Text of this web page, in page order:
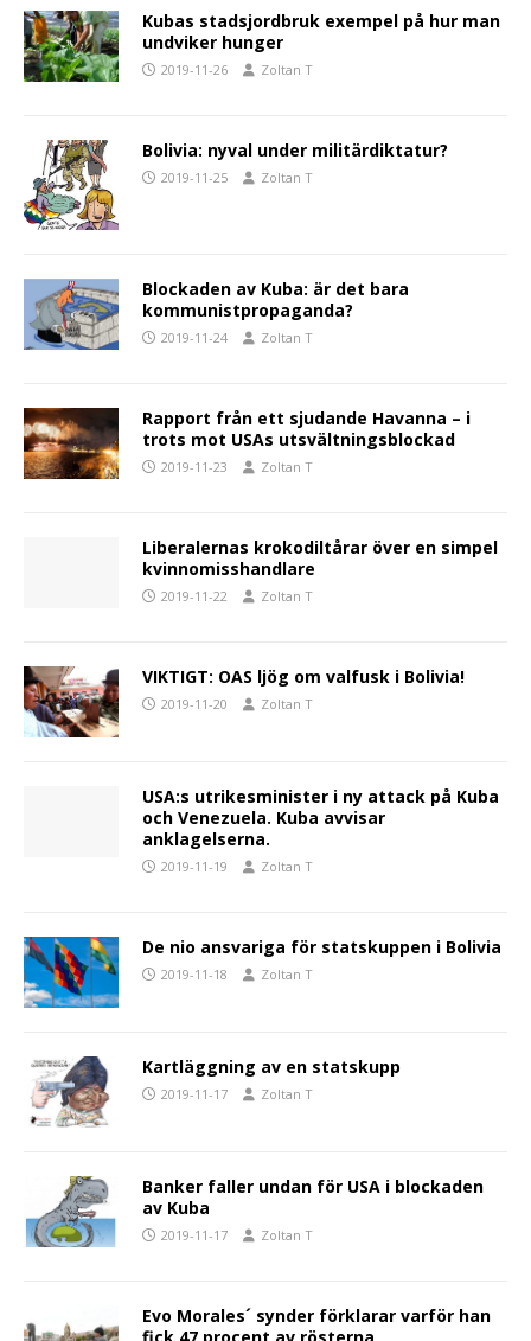
Kubas stadsjordbruk exempel på hur man
undviker hunger
2019-11-26 Zoltan T
Bolivia: nyval under militärdiktatur?
2019-11-25 Zoltan T
Blockaden av Kuba: är det bara
kommunistpropaganda?
2019-11-24 Zoltan T
Rapport från ett sjudande Havanna – i
trots mot USAs utsvältningsblockad
2019-11-23 Zoltan T
Liberalernas krokodiltårar över en simpel
kvinnomisshandlare
2019-11-22 Zoltan T
VIKTIGT: OAS ljög om valfusk i Bolivia!
2019-11-20 Zoltan T
USA:s utrikesminister i ny attack på Kuba
och Venezuela. Kuba avvisar
anklagelserna.
2019-11-19 Zoltan T
De nio ansvariga för statskuppen i Bolivia
2019-11-18 Zoltan T
Kartläggning av en statskupp
2019-11-17 Zoltan T
Banker faller undan för USA i blockaden
av Kuba
2019-11-17 Zoltan T
Evo Morales´ synder förklarar varför han